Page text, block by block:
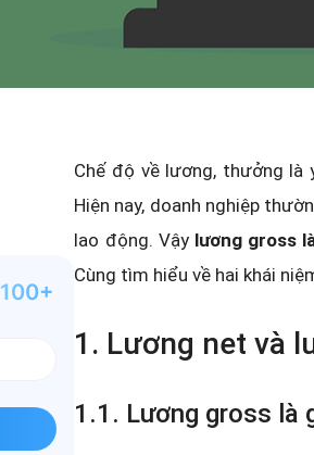
100+
Chế độ về lương, thưởng là
Hiện nay, doanh nghiệp
lao động. Vậy lương gross
Cùng tìm hiểu về hai khái
1. Lương net và
1.1. Lương gross là